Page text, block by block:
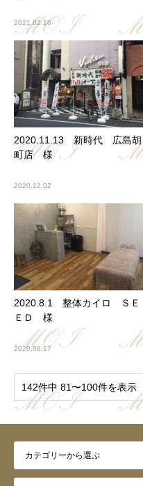
2021.02.16
2020.11.13 新時代 広島胡
町店 様
2020.12.02
2020.8.1 整体カイロ ＳＥ
ＥＤ 様
2020.08.17
142件中 81〜100件を表示